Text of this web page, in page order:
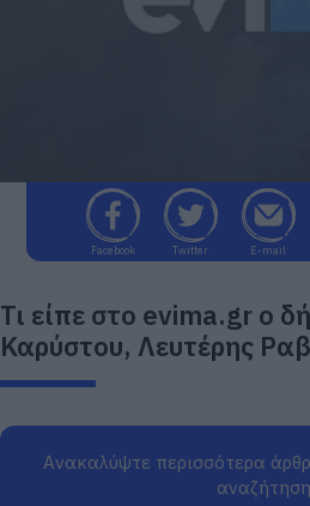
Facebook Twitter E-mail
Τι είπε στο evima.gr ο
Καρύστου, Λευτέρης
Ανακαλύψτε περισσότερα